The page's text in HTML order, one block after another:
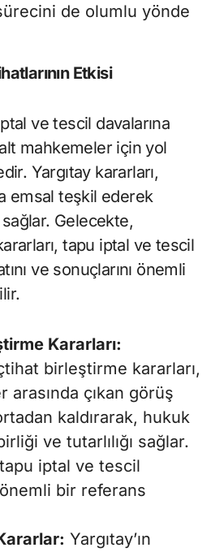
de olumlu yönde
Etkisi
ve tescil davalarına
mahkemeler için yol
Yargıtay kararları,
emsal teşkil ederek
Gelecekte,
tapu iptal ve tescil
ve sonuçlarını önemli
Kararları:
birleştirme kararları,
arasında çıkan görüş
ortadan kaldırarak, hukuk
ve tutarlılığı sağlar.
iptal ve tescil
bir referans
Yargıtay’ın